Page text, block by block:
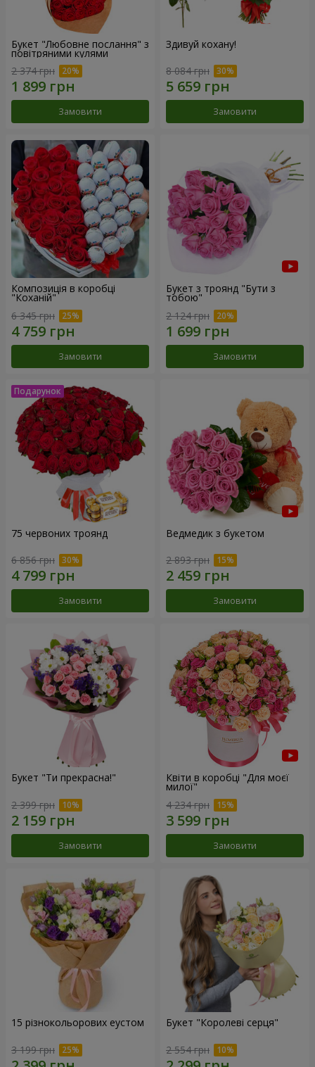
Букет "Любовне послання" з
повітряними кулями
2 374 грн
Замовити
Здивуй кохану!
8 084 грн
Замовити
Композиція в коробці
"Коханій"
6 345 грн
Замовити
Букет з троянд "Бути з
тобою"
2 124 грн
Замовити
75 червоних троянд
6 856 грн
Замовити
Ведмедик з букетом
2 893 грн
Замовити
Букет "Ти прекрасна!"
2 399 грн
Замовити
Квіти в коробці "Для моєї
милої"
4 234 грн
Замовити
15 різнокольорових еустом
3 199 грн
Букет "Королеві серця"
2 554 грн